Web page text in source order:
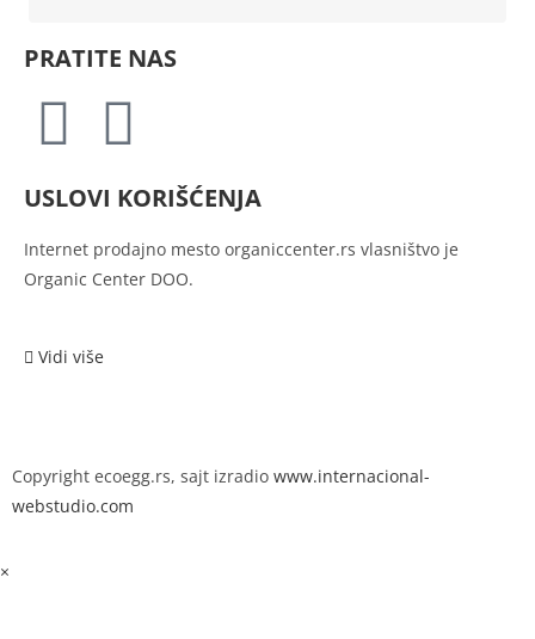
PRATITE NAS
USLOVI KORIŠĆENJA
Internet prodajno mesto organiccenter.rs vlasništvo je
Organic Center DOO.
Vidi više
Copyright ecoegg.rs, sajt izradio www.internacional-
webstudio.com
×